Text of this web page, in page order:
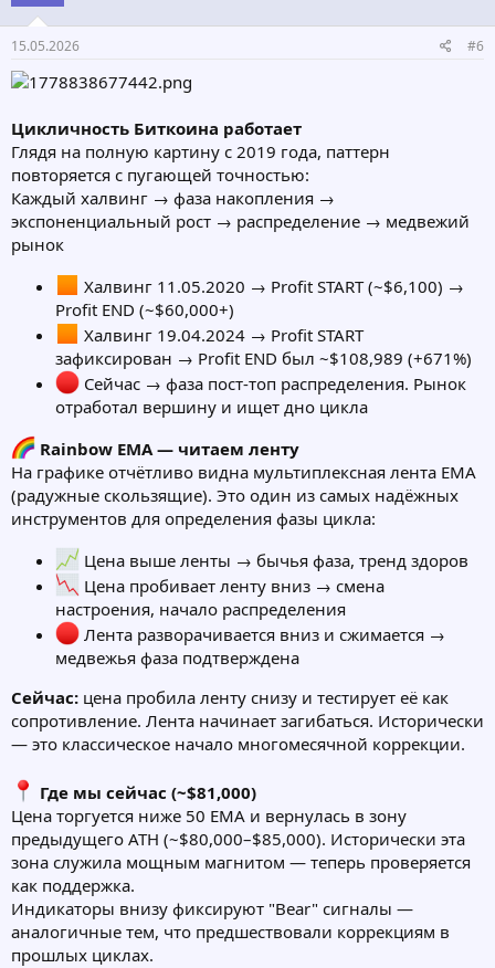
:
15.05.2026 #6
Цикличность Биткоина работает
Глядя на полную картину с 2019 года, паттерн
повторяется с пугающей точностью:
Каждый халвинг → фаза накопления →
экспоненциальный рост → распределение → медвежий
рынок
Халвинг 11.05.2020 → Profit START (~$6,100) →
Profit END (~$60,000+)
Халвинг 19.04.2024 → Profit START
зафиксирован → Profit END был ~$108,989 (+671%)
Сейчас → фаза пост-топ распределения. Рынок
отработал вершину и ищет дно цикла
Rainbow EMA — читаем ленту
На графике отчётливо видна мультиплексная лента EMA
(радужные скользящие). Это один из самых надёжных
инструментов для определения фазы цикла:
Цена выше ленты → бычья фаза, тренд здоров
Цена пробивает ленту вниз → смена
настроения, начало распределения
Лента разворачивается вниз и сжимается →
медвежья фаза подтверждена
Сейчас: цена пробила ленту снизу и тестирует её как
сопротивление. Лента начинает загибаться. Исторически
— это классическое начало многомесячной коррекции.
Где мы сейчас (~$81,000)
Цена торгуется ниже 50 EMA и вернулась в зону
предыдущего ATH (~$80,000–$85,000). Исторически эта
зона служила мощным магнитом — теперь проверяется
как поддержка.
Индикаторы внизу фиксируют "Bear" сигналы —
аналогичные тем, что предшествовали коррекциям в
прошлых циклах.